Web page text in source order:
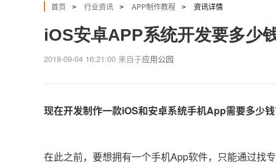
首页 > 行业资讯 > APP制作教程 > 资讯详情
iOS安卓APP系统开发要多少
2018-09-04 16:21:00 来自于应用公园
现在开发制作一款iOS和安卓系统手机App需要多少
在此之前，要想拥有一个手机App软件，只能通过找